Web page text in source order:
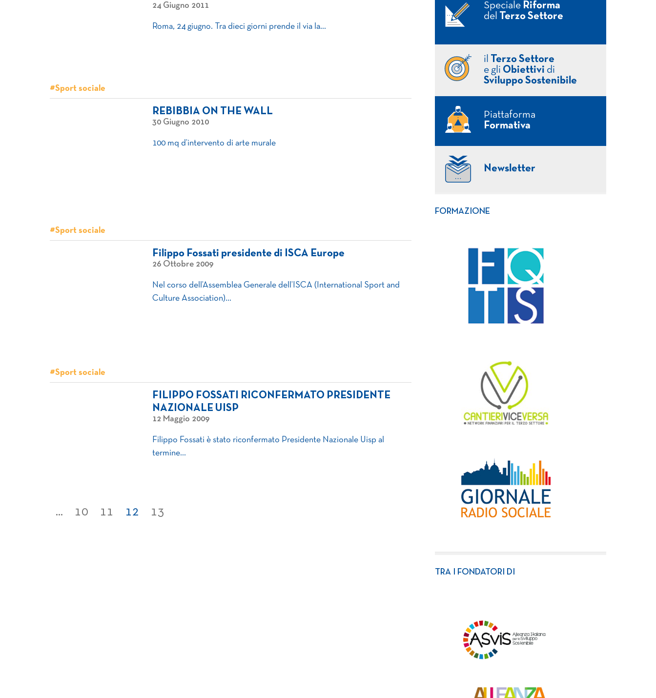
24 Giugno 2011
Roma, 24 giugno. Tra dieci giorni prende il via la…
#Sport sociale
REBIBBIA ON THE WALL
30 Giugno 2010
100 mq d’intervento di arte murale
#Sport sociale
Filippo Fossati presidente di ISCA Europe
26 Ottobre 2009
Nel corso dell’Assemblea Generale dell’ISCA (International Sport and
Culture Association)…
#Sport sociale
FILIPPO FOSSATI RICONFERMATO PRESIDENTE
NAZIONALE UISP
12 Maggio 2009
Filippo Fossati è stato riconfermato Presidente Nazionale Uisp al
termine…
... 10 11 12 13
Speciale Riforma
del
Terzo Settore
il
Terzo Settore
e gli Obiettivi di
Sviluppo Sostenibile
Piattaforma
Formativa
Newsletter
FORMAZIONE
TRA I FONDATORI DI